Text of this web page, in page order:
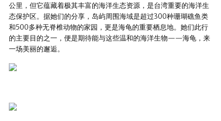
公里，但它蕴藏着极其丰富的海洋生态资源，是台湾重要的海洋生
态保护区。据她们的分享，岛屿周围海域是超过300种珊瑚礁鱼类
和500多种无脊椎动物的家园，更是海龟的重要栖息地。她们此行
的主要目的之一，便是期待能与这些温和的海洋生物——海龟，来
一场美丽的邂逅。